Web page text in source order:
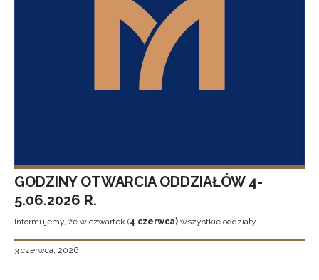
GODZINY OTWARCIA ODDZIAŁÓW 4-
5.06.2026 R.
Informujemy, że w czwartek (4 czerwca) wszystkie oddziały
3 czerwca, 2026